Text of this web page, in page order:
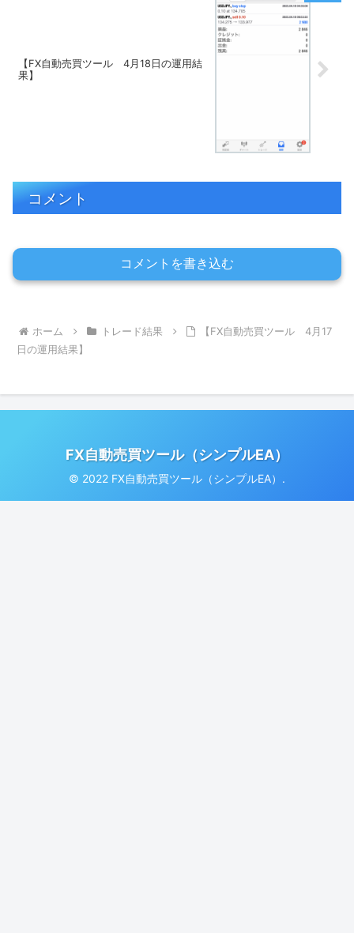
【FX自動売買ツール 4月18日の運用結
果】
コメント
コメントを書き込む
ホーム トレード結果
【FX自動売買ツール 4月17
日の運用結果】
FX自動売買ツール（シンプルEA）
© 2022 FX自動売買ツール（シンプルEA）.